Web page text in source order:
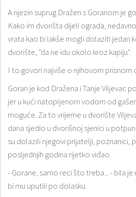
A njezin suprug Dražen s Goranom je
Kako im dvorišta dijeli ograda,
vrata kao bi lakše mogli dolaziti jedan
dvorište, "da ne idu okolo kroz kapiju".
I to govori najviše o njihovom prisnom
Goran je kod Dražena i Tanje Viljevac
jer u kući natopljenom vodom od
moguće. Za to vrijeme u dvorište
dana sjedio u dvorišnoj sjenici u
su dolazili njegovi prijatelji, poznanici,
posljednjih godina rijetko viđao.
- Gorane, samo reci što treba... - bila
bi mu uputili po dolasku.